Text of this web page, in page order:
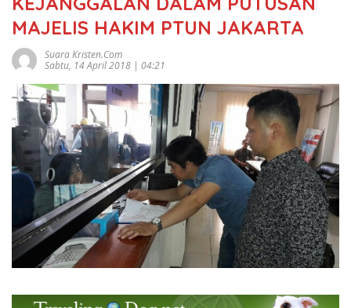
MAJELIS HAKIM PTUN JAKARTA
Suara Kristen.com
Sabtu, 14 April 2018 | 04:21